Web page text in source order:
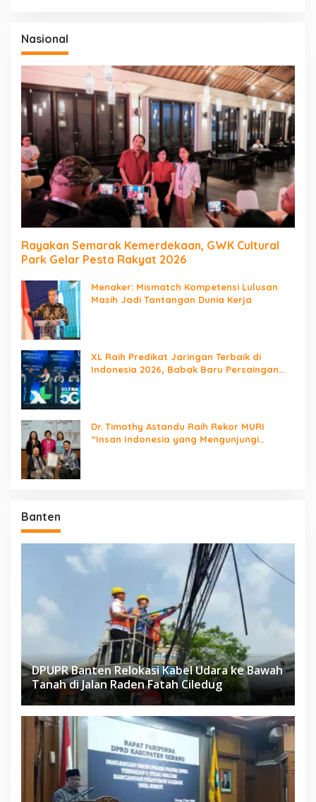
Nasional
Rayakan Semarak Kemerdekaan, GWK Cultural
Park Gelar Pesta Rakyat 2026
Menaker: Mismatch Kompetensi Lulusan
Masih Jadi Tantangan Dunia Kerja
XL Raih Predikat Jaringan Terbaik di
Indonesia 2026, Babak Baru Persaingan
Dr. Timothy Astandu Raih Rekor MURI
“Insan Indonesia yang Mengunjungi
Banten
DPUPR Banten Relokasi Kabel Udara ke Bawah
Tanah di Jalan Raden Fatah Ciledug